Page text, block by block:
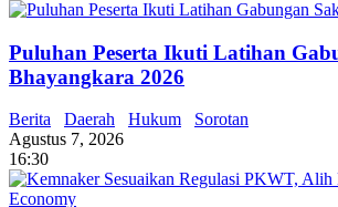
Puluhan Peserta Ikuti Latihan
Bhayangkara 2026
Berita Daerah Hukum
Sorotan
Agustus 7, 2026
16:30